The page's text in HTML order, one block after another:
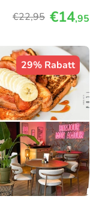
€22,95 €14,95
29% Rabatt